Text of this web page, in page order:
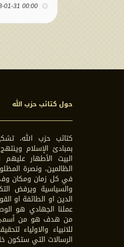
00:00 2008-01-31
حول كتائب حزب الله
كتائب حزب الله،
بمبادئ الإسلام
البيت الأطهار
الظالمين، ونصرة
في كل زمان ومكان وفي
والسياسية ويرفض
الدين او الطائفة او
عملنا الجهادي هو
من هدف هو من أسمى
للانبياء والاولياء
الرسالات التي ستكون